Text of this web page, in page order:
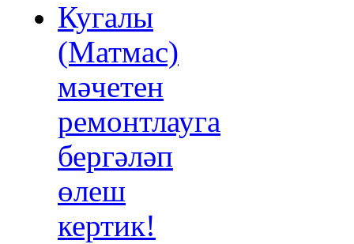
Кугалы
(Матмас)
мәчетен
ремонтлауга
бергәләп
өлеш
кертик!